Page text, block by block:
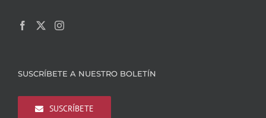
SUSCRÍBETE A NUESTRO BOLETÍN
SUSCRÍBETE